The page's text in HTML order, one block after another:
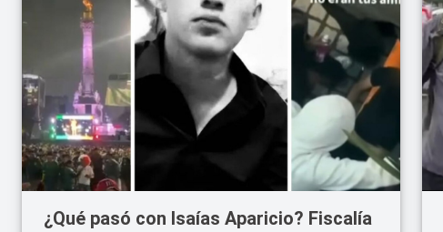
¿Qué pasó con Isaías Aparicio? Fiscalía